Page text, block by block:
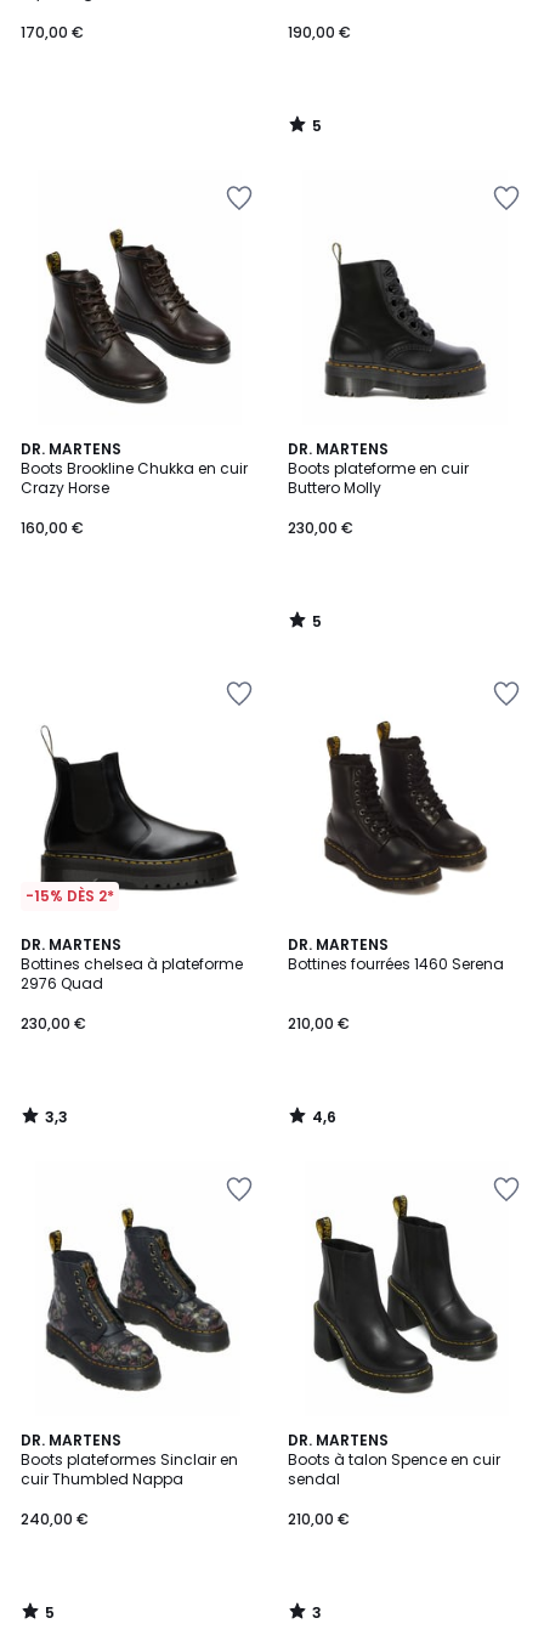
170,00 €
190,00 €
5
/
DR. MARTENS
Boots Brookline Chukka en cuir
Crazy Horse
160,00 €
DR. MARTENS
Boots plateforme en cuir
Buttero Molly
230,00 €
5
/
5
5
/
-15% DÈS 2*
DR. MARTENS
Bottines chelsea à plateforme
2976 Quad
230,00 €
3,3
/ 5
3,3
/
DR. MARTENS
Bottines fourrées 1460 Serena
210,00 €
4,6
/ 5
4,6
/
DR. MARTENS
Boots plateformes Sinclair en
cuir Thumbled Nappa
240,00 €
5
/
5
5
/
DR. MARTENS
Boots à talon Spence en cuir
sendal
210,00 €
3
/
5
3
/